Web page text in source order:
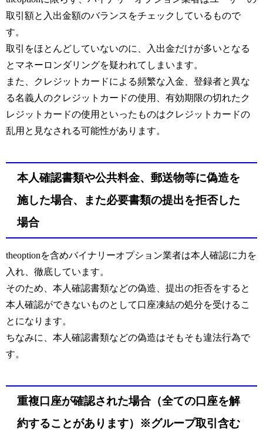
取引額と入出金額のバランスをチェックしているもので
す。
取引をほとんどしていないのに、入出金だけが多いとなる
とマネーロンダリングを疑われてしまいます。
また、クレジットカードによる頻繁な入金、登録者と異な
る名義人のクレジットカードの使用、有効期限の切れたク
レジットカードの使用といったものはクレジットカードの
乱用と見なされる可能性があります。
本人確認書類や公共料金、郵送物等に偽造を
施した場合、また必要書類の提出を拒否した
場合
theoptionを含めバイナリーオプション業者は本人確認に力を
入れ、徹底しています。
そのため、本人確認書類などの偽造、提出の拒否をすると
本人確認ができないものとして口座凍結の処分を受けるこ
とになります。
ちなみに、本人確認書類などの偽造はそもそも違法行為で
す。
重複口座が確認された場合（全ての口座を解
約することがあります）※グループ取引含む